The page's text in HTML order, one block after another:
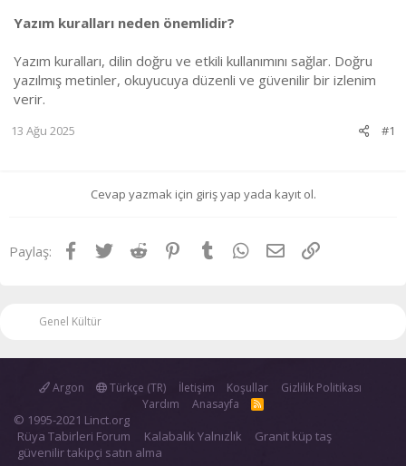
Yazım kuralları neden önemlidir?
Yazım kuralları, dilin doğru ve etkili kullanımını sağlar. Doğru
yazılmış metinler, okuyucuya düzenli ve güvenilir bir izlenim
verir.
#1
13 Ağu 2025
Cevap yazmak için giriş yap yada kayıt ol.
Paylaş: Facebook
TwitterReddit Pinterest
Tumblr WhatsApp
E-postaLink
Genel Kültür
Argon Türkçe (TR) İletişim Koşullar
Gizlilik Politikası
Yardım
Anasayfa
R
S
© 1995-2021 Linct.org
Rüya Tabirleri Forum
Kalabalık Yalnızlık
Granit küp taş
güvenilir takipçi satın alma